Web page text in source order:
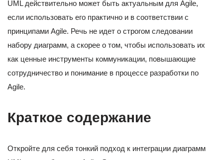
UML действительно может быть актуальным для Agile,
если использовать его практично и в соответствии с
принципами Agile. Речь не идет о строгом следовании
набору диаграмм, а скорее о том, чтобы использовать их
как ценные инструменты коммуникации, повышающие
сотрудничество и понимание в процессе разработки по
Agile.
Краткое содержание
Откройте для себя тонкий подход к интеграции диаграмм